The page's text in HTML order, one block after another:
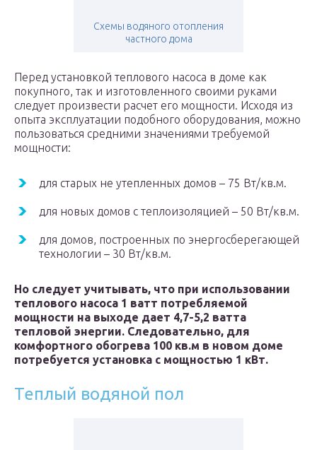
Схемы водяного отопления
частного дома
Перед установкой теплового насоса в доме как
покупного, так и изготовленного своими руками
следует произвести расчет его мощности. Исходя из
опыта эксплуатации подобного оборудования, можно
пользоваться средними значениями требуемой
мощности:
для старых не утепленных домов – 75 Вт/кв.м.
для новых домов с теплоизоляцией – 50 Вт/кв.м.
для домов, построенных по энергосберегающей
технологии – 30 Вт/кв.м.
Но следует учитывать, что при использовании
теплового насоса 1 ватт потребляемой
мощности на выходе дает 4,7-5,2 ватта
тепловой энергии. Следовательно, для
комфортного обогрева 100 кв.м в новом доме
потребуется установка с мощностью 1 кВт.
Теплый водяной пол